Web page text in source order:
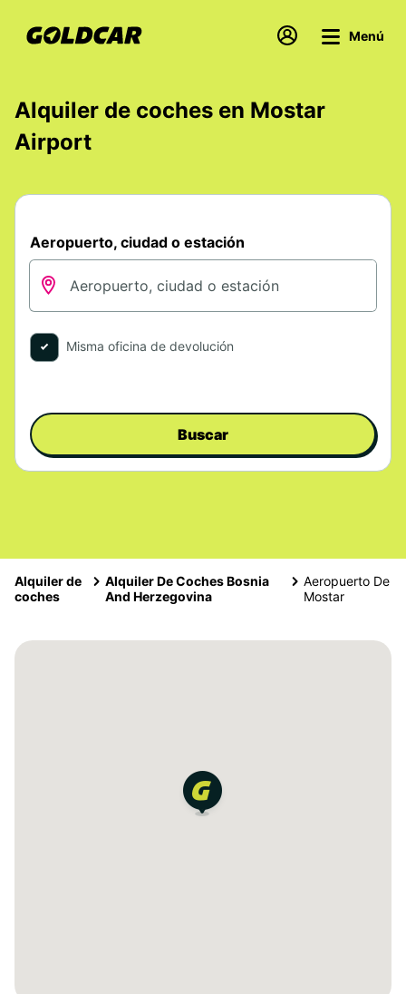
Menú
Alquiler de coches en Mostar
Airport
Aeropuerto, ciudad o estación
Misma oficina de devolución
Buscar
Alquiler de
coches
Alquiler De Coches Bosnia
And Herzegovina
Aeropuerto De
Mostar